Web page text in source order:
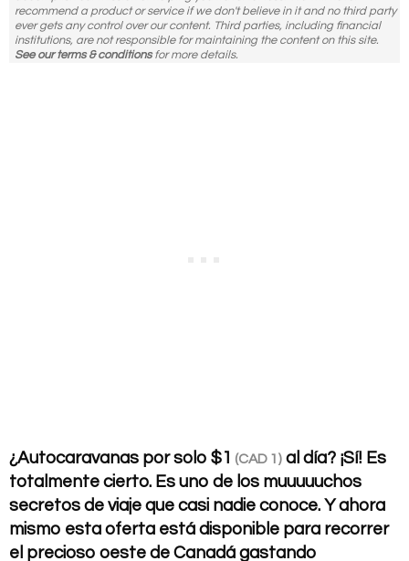
recommend a product or service if we don't believe in it and no third party
ever gets any control over our content. Third parties, including financial
institutions, are not responsible for maintaining the content on this site.
See our terms & conditionsfor more details.
¿Autocaravanas por solo $1 (CAD 1) al día? ¡Sí! Es
totalmente cierto. Es uno de los muuuuuchos
secretos de viaje que casi nadie conoce. Y ahora
mismo esta oferta está disponible para recorrer
el precioso oeste de Canadá gastando